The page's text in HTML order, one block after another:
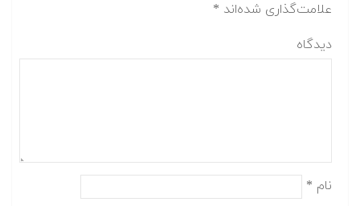
علامت‌گذاری شده‌اند *
دیدگاه
نام *